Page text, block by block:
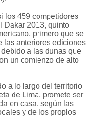
los 459 competidores
Dakar 2013, quinto
primero que se
las anteriores ediciones
a las dunas que
un comienzo de alto
a lo largo del territorio
de Lima, promete ser
en casa, según las
y de los propios